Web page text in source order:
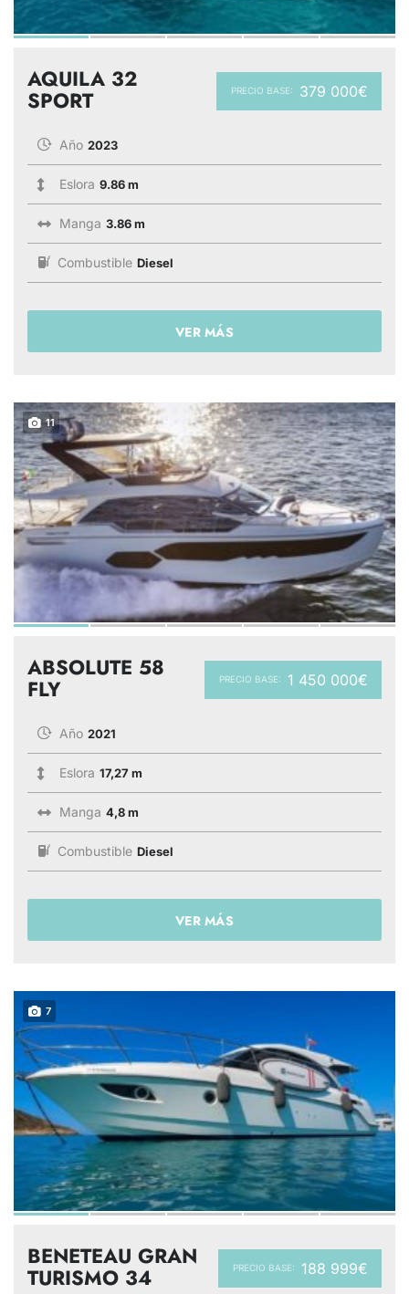
PRECIO BASE: 379 000€
AQUILA 32
SPORT
Año 2023
Eslora 9.86 m
Manga 3.86 m
Combustible Diesel
VER MÁS
11
PRECIO BASE: 1 450 000€
ABSOLUTE 58
FLY
Año 2021
Eslora 17,27 m
Manga 4,8 m
Combustible Diesel
VER MÁS
7
PRECIO BASE: 188 999€
BENETEAU GRAN
TURISMO 34